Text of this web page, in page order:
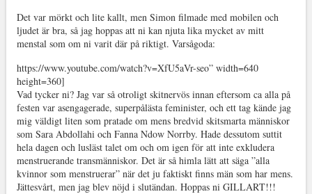
Det var mörkt och lite kallt, men Simon filmade med mobilen och
ljudet är bra, så jag hoppas att ni kan njuta lika mycket av mitt
menstal som om ni varit där på riktigt. Varsågoda:
https://www.youtube.com/watch?v=XfU5aVr-seo” width=640
height=360]
Vad tycker ni? Jag var så otroligt skitnervös innan eftersom ca alla på
festen var asengagerade, superpålästa feminister, och ett tag kände jag
mig väldigt liten som pratade om mens bredvid skitsmarta människor
som Sara Abdollahi och Fanna Ndow Norrby. Hade dessutom suttit
hela dagen och lusläst talet om och om igen för att inte exkludera
menstruerande transmänniskor. Det är så himla lätt att säga ”alla
kvinnor som menstruerar” när det ju faktiskt finns män som har mens.
Jättesvårt, men jag blev nöjd i slutändan. Hoppas ni GILLART!!!